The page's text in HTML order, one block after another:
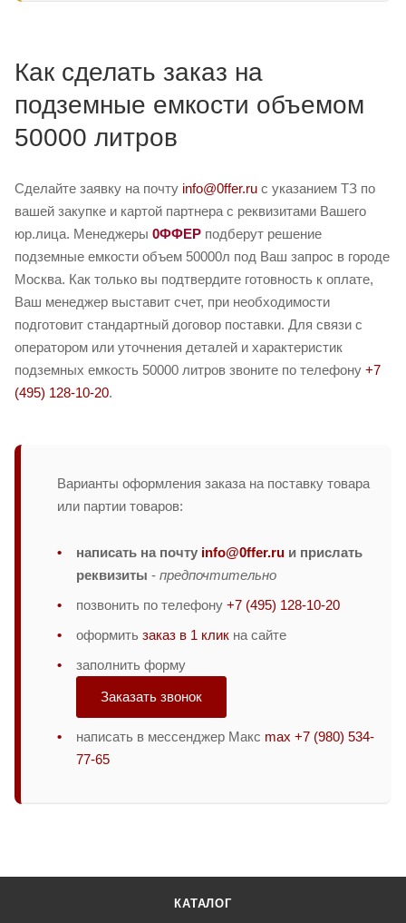
Как сделать заказ на
подземные емкости объемом
50000 литров
Сделайте заявку на почту info@0ffer.ru с указанием ТЗ по
вашей закупке и картой партнера с реквизитами Вашего
юр.лица. Менеджеры 0ФФЕР подберут решение
подземные емкости объем 50000л под Ваш запрос в городе
Москва. Как только вы подтвердите готовность к оплате,
Ваш менеджер выставит счет, при необходимости
подготовит стандартный договор поставки. Для связи с
оператором или уточнения деталей и характеристик
подземных емкость 50000 литров звоните по телефону +7
(495) 128-10-20.
Варианты оформления заказа на поставку товара
или партии товаров:
написать на почту info@0ffer.ru и прислать
реквизиты - предпочтительно
позвонить по телефону +7 (495) 128-10-20
оформить заказ в 1 клик на сайте
заполнить форму
Заказать звонок
написать в мессенджер Макс max +7 (980) 534-
77-65
КАТАЛОГ